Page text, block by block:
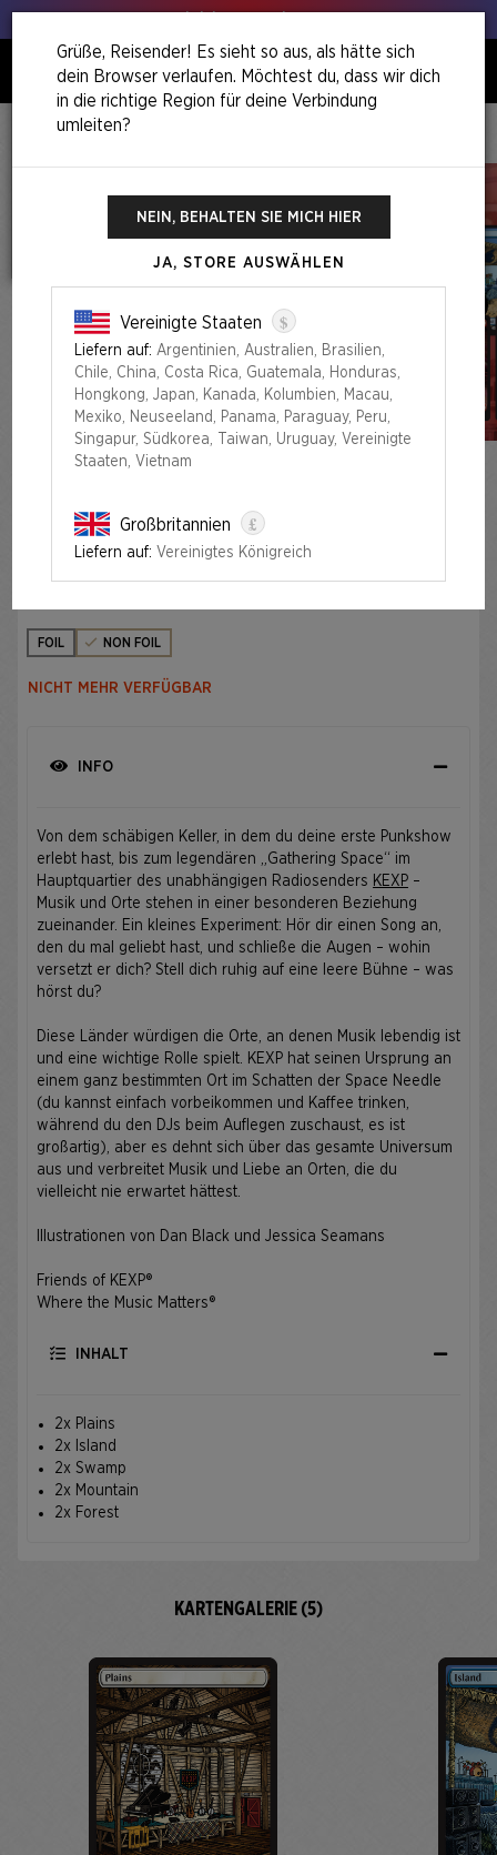
0
Home Ultimate Pencil Superdrop
SECRET LAIR X KEXP: WHERE THE MUSIC MATTERS®
FOIL NON FOIL
NICHT MEHR VERFÜGBAR
INFO
Von dem schäbigen Keller, in dem du deine erste Punkshow
erlebt hast, bis zum legendären „Gathering Space“ im
Hauptquartier des unabhängigen Radiosenders KEXP –
Musik und Orte stehen in einer besonderen Beziehung
zueinander. Ein kleines Experiment: Hör dir einen Song an,
den du mal geliebt hast, und schließe die Augen – wohin
versetzt er dich? Stell dich ruhig auf eine leere Bühne – was
hörst du?
Diese Länder würdigen die Orte, an denen Musik lebendig ist
und eine wichtige Rolle spielt. KEXP hat seinen Ursprung an
einem ganz bestimmten Ort im Schatten der Space Needle
(du kannst einfach vorbeikommen und Kaffee trinken,
während du den DJs beim Auflegen zuschaust, es ist
großartig), aber es dehnt sich über das gesamte Universum
aus und verbreitet Musik und Liebe an Orten, die du
vielleicht nie erwartet hättest.
Illustrationen von Dan Black und Jessica Seamans
Friends of KEXP®
Where the Music Matters®
INHALT
2x Plains
2x Island
2x Swamp
2x Mountain
2x Forest
KARTENGALERIE (5)
Grüße, Reisender! Es sieht so aus, als hätte sich
dein Browser verlaufen. Möchtest du, dass wir dich
in die richtige Region für deine Verbindung
umleiten?
NEIN, BEHALTEN SIE MICH HIER
JA, STORE AUSWÄHLEN
Vereinigte Staaten $
Liefern auf: Argentinien, Australien, Brasilien,
Chile, China, Costa Rica, Guatemala, Honduras,
Hongkong, Japan, Kanada, Kolumbien, Macau,
Mexiko, Neuseeland, Panama, Paraguay, Peru,
Singapur, Südkorea, Taiwan, Uruguay, Vereinigte
Staaten, Vietnam
Großbritannien £
Liefern auf: Vereinigtes Königreich